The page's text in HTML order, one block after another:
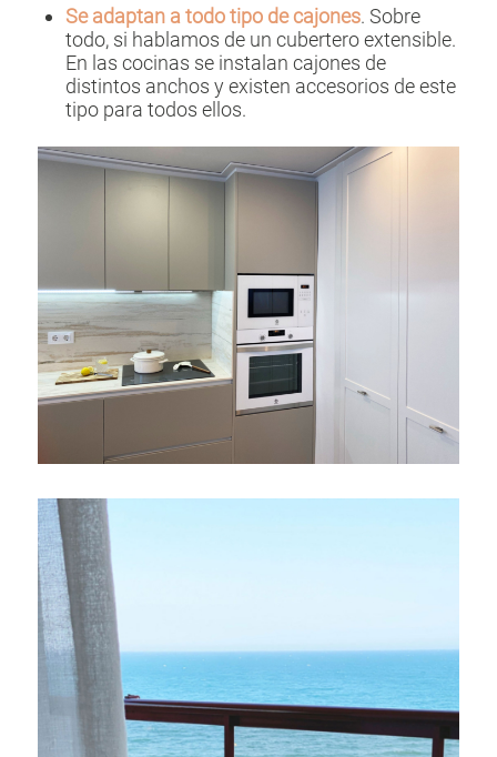
Se adaptan a todo tipo de cajones. Sobre
todo, si hablamos de un cubertero extensible.
En las cocinas se instalan cajones de
distintos anchos y existen accesorios de este
tipo para todos ellos.